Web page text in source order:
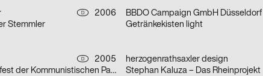
D
2006
Stemmler
BBDO Campaign GmbH Düsseldorf
Getränkekisten light
D
2005
Legende vom Manifest der Kommunistischen Partei
herzogenrathsaxler design
Stephan Kaluza – Das Rheinprojekt